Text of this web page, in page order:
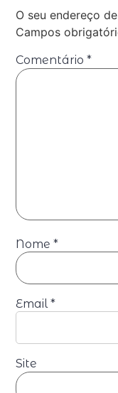
O seu endereço
Campos
Comentário*
Nome*
Email*
Site